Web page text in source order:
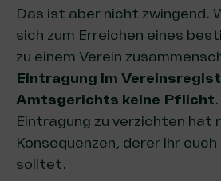
Das ist aber nicht zwingend.
sich zum Erreichen eines
zu einem Verein
Eintragung im
Amtsgerichts keine Pflicht
Eintragung zu verzichten hat
Konsequenzen, derer ihr
solltet.